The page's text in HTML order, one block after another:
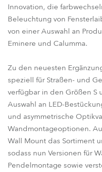
Innovation, die
Beleuchtung von
von einer Auswahl an
Eminere und Calumma.
Zu den neuesten
speziell für Straßen- und
verfügbar in den Größen S
Auswahl an LED-
und asymmetrische
Wandmontageoptionen.
Wall Mount das Sortiment
sodass nun Versionen für
Pendelmontage sowie